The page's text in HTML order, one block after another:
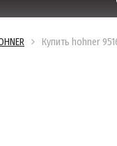
Купить hohner